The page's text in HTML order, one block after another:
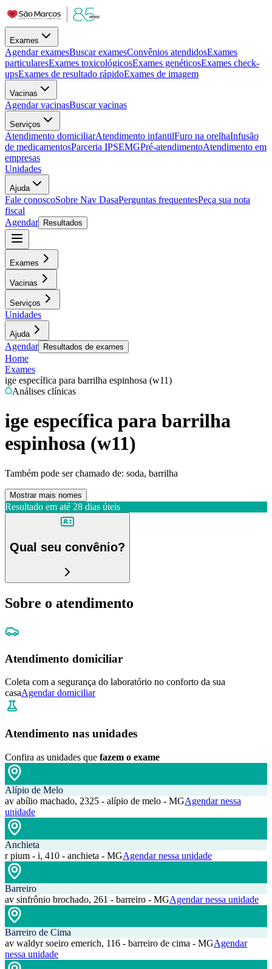
Exames
Agendar examesBuscar examesConvênios atendidosExames
particularesExames toxicológicosExames genéticosExames check-
upsExames de resultado rápidoExames de imagem
Vacinas
Agendar vacinasBuscar vacinas
Serviços
Atendimento domiciliarAtendimento infantilFuro na orelhaInfusão
de medicamentosParceria IPSEMGPré-atendimentoAtendimento em
empresas
Unidades
Ajuda
Fale conoscoSobre Nav DasaPerguntas frequentesPeça sua nota
fiscal
Agendar
Resultados
Exames
Vacinas
Serviços
Unidades
Ajuda
Agendar Resultados de exames
Home
Exames
ige específica para barrilha espinhosa (w11)
Análises clínicas
ige específica para barrilha
espinhosa (w11)
Também pode ser chamado de: soda, barrilha
Mostrar mais nomes
Resultado em até 28 dias úteis
Qual seu convênio?
Sobre o atendimento
Atendimento domiciliar
Coleta com a segurança do laboratório no conforto da sua
casaAgendar domiciliar
Atendimento nas unidades
Confira as unidades que fazem o exame
Alípio de Melo
av abílio machado, 2325 - alípio de melo - MGAgendar nessa
unidade
Anchieta
r pium - i, 410 - anchieta - MGAgendar nessa unidade
Barreiro
av sinfrônio brochado, 261 - barreiro - MGAgendar nessa unidade
Barreiro de Cima
av waldyr soeiro emerich, 116 - barreiro de cima - MGAgendar
nessa unidade